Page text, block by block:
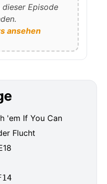
dieser Episode
ansehen
'em If You Can
Flucht